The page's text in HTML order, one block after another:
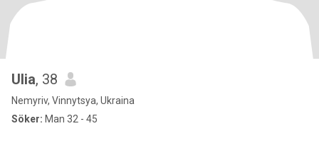
Ulia, 38
Nemyriv, Vinnytsya, Ukraina
Söker: Man 32 - 45